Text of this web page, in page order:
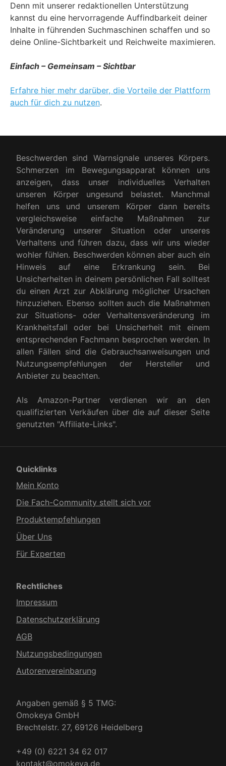
Denn mit unserer redaktionellen Unterstützung
kannst du eine hervorragende Auffindbarkeit deiner
Inhalte in führenden Suchmaschinen schaffen und so
deine Online-Sichtbarkeit und Reichweite maximieren.
Einfach – Gemeinsam – Sichtbar
Erfahre hier mehr darüber, die Vorteile der Plattform
auch für dich zu nutzen.
Beschwerden sind Warnsignale unseres Körpers.
Schmerzen im Bewegungsapparat können uns
anzeigen, dass unser individuelles Verhalten
unseren Körper ungesund belastet. Manchmal
helfen uns und unserem Körper dann bereits
vergleichsweise einfache Maßnahmen zur
Veränderung unserer Situation oder unseres
Verhaltens und führen dazu, dass wir uns wieder
wohler fühlen. Beschwerden können aber auch ein
Hinweis auf eine Erkrankung sein. Bei
Unsicherheiten in deinem persönlichen Fall solltest
du einen Arzt zur Abklärung möglicher Ursachen
hinzuziehen. Ebenso sollten auch die Maßnahmen
zur Situations- oder Verhaltensveränderung im
Krankheitsfall oder bei Unsicherheit mit einem
entsprechenden Fachmann besprochen werden. In
allen Fällen sind die Gebrauchsanweisungen und
Nutzungsempfehlungen der Hersteller und
Anbieter zu beachten.
Als Amazon-Partner verdienen wir an den
qualifizierten Verkäufen über die auf dieser Seite
genutzten "Affiliate-Links".
Quicklinks
Mein Konto
Die Fach-Community stellt sich vor
Produkt­empfehlungen
Über Uns
Für Experten
Rechtliches
Impressum
Datenschutzerklärung
AGB
Nutzungsbedingungen
Autorenvereinbarung
Angaben gemäß § 5 TMG:
Omokeya GmbH
Brechtelstr. 27, 69126 Heidelberg
+49 (0) 6221 34 62 017
kontakt@omokeya.de